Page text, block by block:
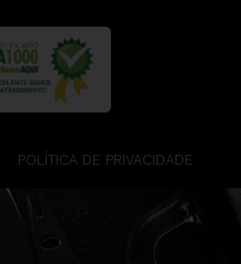
POLÍTICA DE PRIVACIDADE